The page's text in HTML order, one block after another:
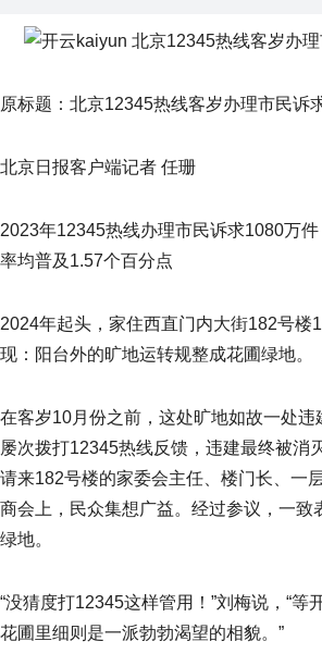
原标题：北京12345热线客岁办理市民诉
北京日报客户端记者 任珊
2023年12345热线办理市民诉求1080万
率均普及1.57个百分点
2024年起头，家住西直门内大街182号楼
现：阳台外的旷地运转规整成花圃绿地。
在客岁10月份之前，这处旷地如故一处违
屡次拨打12345热线反馈，违建最终被消
请来182号楼的家委会主任、楼门长、一
商会上，民众集想广益。经过参议，一致
绿地。
“没猜度打12345这样管用！”刘梅说，“等
花圃里细则是一派勃勃渴望的相貌。”